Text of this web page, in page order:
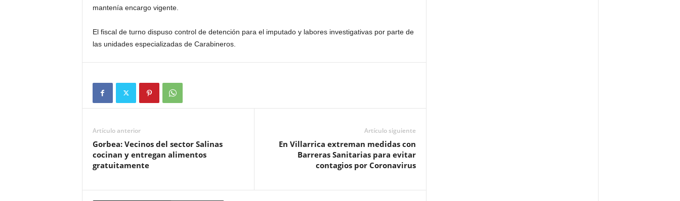
mantenía encargo vigente.
El fiscal de turno dispuso control de detención para el imputado y labores investigativas por parte de
las unidades especializadas de Carabineros.
Artículo anterior
Gorbea: Vecinos del sector Salinas
cocinan y entregan alimentos
gratuitamente
Artículo siguiente
En Villarrica extreman medidas con
Barreras Sanitarias para evitar
contagios por Coronavirus